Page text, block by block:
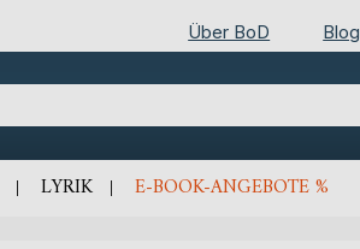
Über BoD Blog
LYRIK E-BOOK-ANGEBOTE %